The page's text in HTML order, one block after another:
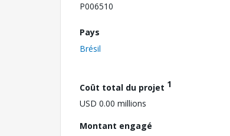
P006510
Pays
Brésil
Coût total du projet 1
USD 0.00 millions
Montant engagé